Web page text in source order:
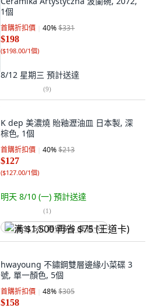
1個
首購折扣價 40%$331
$198
($198.00/1個)
8/12 星期三 預計送達
(9)
K dep 美濃燒 貽釉瀝油皿 日本製, 深
棕色, 1個
首購折扣價 40%$213
$127
($127.00/1個)
明天 8/10 (一) 預計送達
(1)
满 $1,500 再省 $75 (王道卡)
hwayoung 不鏽鋼雙層邊緣小菜碟 3
號, 單一顏色, 5個
首購折扣價 48%$305
$158